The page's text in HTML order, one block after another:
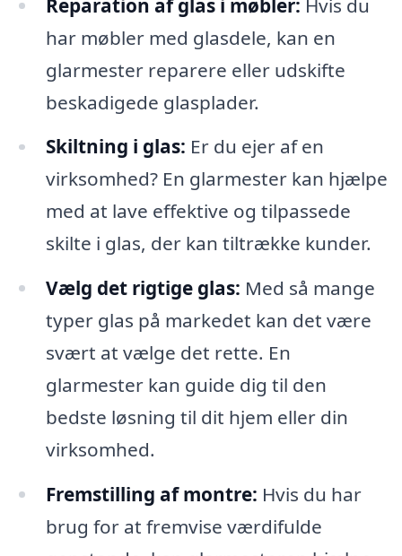
Reparation af glas i møbler: Hvis du
har møbler med glasdele, kan en
glarmester reparere eller udskifte
beskadigede glasplader.
Skiltning i glas: Er du ejer af en
virksomhed? En glarmester kan hjælpe
med at lave effektive og tilpassede
skilte i glas, der kan tiltrække kunder.
Vælg det rigtige glas: Med så mange
typer glas på markedet kan det være
svært at vælge det rette. En
glarmester kan guide dig til den
bedste løsning til dit hjem eller din
virksomhed.
Fremstilling af montre: Hvis du har
brug for at fremvise værdifulde